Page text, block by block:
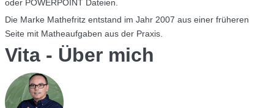
oder POWERPOINT Dateien.
Die Marke Mathefritz entstand im Jahr 2007 aus einer früheren
Seite mit Matheaufgaben aus der Praxis.
Vita - Über mich